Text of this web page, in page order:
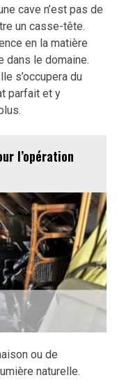
cave n’est pas de
un casse-tête.
en la matière
dans le domaine.
s’occupera du
parfait et y
l’opération
ou de
naturelle.